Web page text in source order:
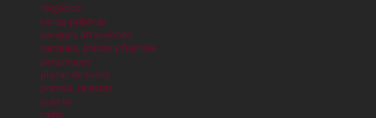
negocios
obras públicas
parques atracciones
parques, plazas y fuentes
personajes
plazas de toros
prensa, revistas
puerto
radio